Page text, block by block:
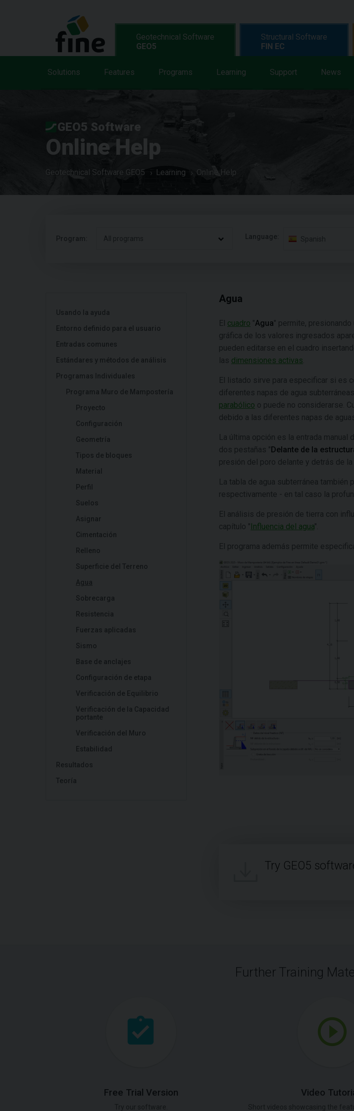
Geotechnical Software
GEO5
Solutions Features Programs Learning Support News
Structural Software
FIN EC
GEO5 Software
Online Help
Geotechnical Software GEO5 Learning Online Help
Program: All programs Language: Spanish
Usando la ayuda
Entorno definido para el usuario
Entradas comunes
Estándares y métodos de análisis
Programas Individuales
Programa Muro de Mampostería
Proyecto
Configuración
Geometría
Tipos de bloques
Material
Perfil
Suelos
Asignar
Cimentación
Relleno
Superficie del Terreno
Agua
Sobrecarga
Resistencia
Fuerzas aplicadas
Sismo
Base de anclajes
Configuración de etapa
Verificación de Equilibrio
Verificación de la Capacidad
portante
Verificación del Muro
Estabilidad
Resultados
Teoría
Agua
El cuadro "Agua" permite,
gráfica de los valores ingresados
pueden editarse en el cuadro
las dimensiones activas
El listado sirve para especificar si es
diferentes napas de agua
parabólico o puede no considerarse.
debido a las diferentes napas de
La última opción es la entrada
dos pestañas "Delante de la
presión del poro delante y detrás de la
La tabla de agua subterránea también
respectivamente - en tal caso la
El análisis de presión de tierra con
capítulo "Influencia del agua".
El programa además permite
Try GEO5
Further Training
Free Trial Version Video